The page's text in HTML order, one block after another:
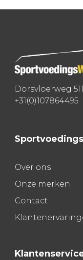
Dorsvloerweg
+31(0)107864495
Over ons
Onze merken
Contact